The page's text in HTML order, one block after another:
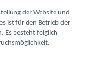
der Website und
ist für den Betrieb der
Es besteht folglich